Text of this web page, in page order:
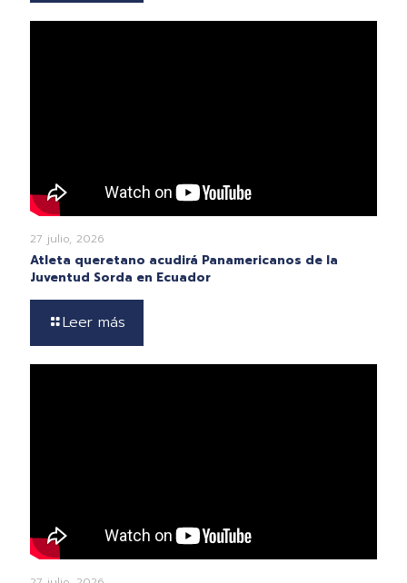
27 julio, 2026
Atleta queretano acudirá Panamericanos de la
Juventud Sorda en Ecuador
Leer más